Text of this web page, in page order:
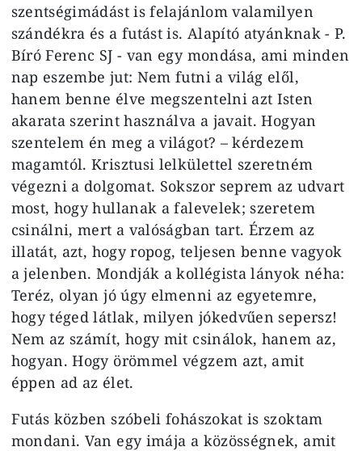
szentségimádást is felajánlom valamilyen
szándékra és a futást is. Alapító atyánknak - P.
Bíró Ferenc SJ - van egy mondása, ami minden
nap eszembe jut: Nem futni a világ elől,
hanem benne élve megszentelni azt Isten
akarata szerint használva a javait. Hogyan
szentelem én meg a világot? – kérdezem
magamtól. Krisztusi lelkülettel szeretném
végezni a dolgomat. Sokszor seprem az udvart
most, hogy hullanak a falevelek; szeretem
csinálni, mert a valóságban tart. Érzem az
illatát, azt, hogy ropog, teljesen benne vagyok
a jelenben. Mondják a kollégista lányok néha:
Teréz, olyan jó úgy elmenni az egyetemre,
hogy téged látlak, milyen jókedvűen sepersz!
Nem az számít, hogy mit csinálok, hanem az,
hogyan. Hogy örömmel végzem azt, amit
éppen ad az élet.
Futás közben szóbeli fohászokat is szoktam
mondani. Van egy imája a közösségnek, amit